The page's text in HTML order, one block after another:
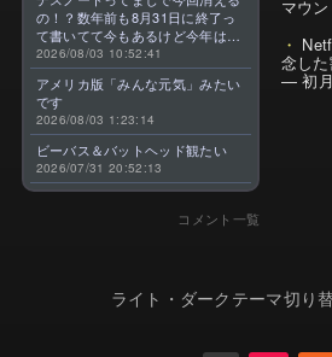
の！？数年前も8月31日に終了っ
て書いてて今もあるけど今年はま
じのやつ！？よくわからん！！で
きればなくならないでほしい！平
成アニメを振り返らせてくれっ
っ！！！！！！！
2026/08/03 10:52:41
アメリカ版「みんな元気」みたい
です
2026/08/03 1:23:14
ビーバス＆バットヘッド観たい
2026/07/31 20:52:13
コメント一覧
マウ
念し
— 初
ライト・ダークテーマ切り